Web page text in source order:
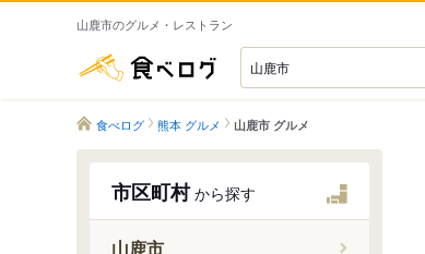
山鹿市のグルメ・レストラン
食べログ
食べログ 熊本 グルメ 山鹿市 グルメ
市区町村から探す
山鹿市